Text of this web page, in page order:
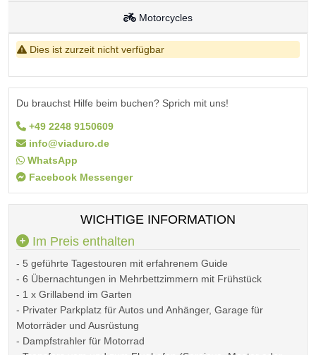
Motorcycles
Dies ist zurzeit nicht verfügbar
Du brauchst Hilfe beim buchen? Sprich mit uns!
+49 2248 9150609
info@viaduro.de
WhatsApp
Facebook Messenger
WICHTIGE INFORMATION
Im Preis enthalten
- 5 geführte Tagestouren mit erfahrenem Guide
- 6 Übernachtungen in Mehrbettzimmern mit Frühstück
- 1 x Grillabend im Garten
- Privater Parkplatz für Autos und Anhänger, Garage für
Motorräder und Ausrüstung
- Dampfstrahler für Motorrad